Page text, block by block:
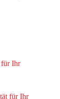
für Ihr